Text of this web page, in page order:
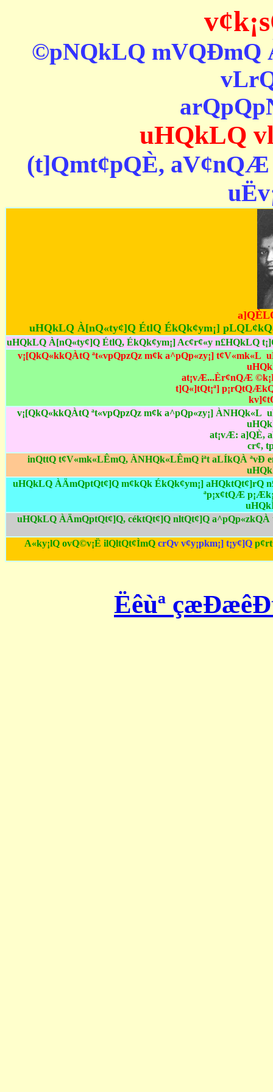
©pNQkLQ mVQÐmQ
uHQkLQ
(t]Qmt¢pQÈ,
uHQkLQ À[nQ«ty¢]Q ÉtlQ ÉkQk¢ym¡]
uHQkLQ À[nQ«ty¢]Q ÉtlQ, ÉkQk¢ym¡] Ac¢r¢«y n£HQkLQ
v¡[QkQ«kkQÀtQ ªt«vpQpzQz m¢k a^pQp«zy¡]
at¡vÆ...Èr¢nQÆ
t]Q«]tQt¡ª]
v¡[QkQ«kkQÀtQ ªt«vpQpzQz m¢k a^pQp«zy¡]
at¡vÆ: a]QÈ,
cr¢,
inQttQ t¢V«mk«LÊmQ, ÀNHQk«LÊmQ iªt aLÍkQÀ
uHQkLQ ÀÄmQptQt¢]Q m¢kQk ÉkQk¢ym¡] aHQktQt¢]rQ
ªp¡x¢tQÆ
uHQkLQ ÀÄmQptQt¢]Q, céktQt¢]Q nltQt¢]Q
A«ky¡lQ ovQ©v¡Ë ilQltQt¢ÌmQ crQv v¢y¡pkm¡] t¡y¢]Q
Ëêùª çæÐæêÐ